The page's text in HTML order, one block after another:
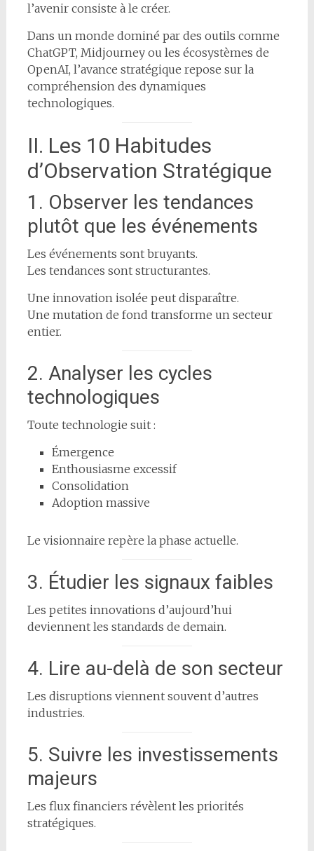
l’avenir consiste à le créer.
Dans un monde dominé par des outils comme
ChatGPT, Midjourney ou les écosystèmes de
OpenAI, l’avance stratégique repose sur la
compréhension des dynamiques
technologiques.
II. Les 10 Habitudes
d’Observation Stratégique
1. Observer les tendances
plutôt que les événements
Les événements sont bruyants.
Les tendances sont structurantes.
Une innovation isolée peut disparaître.
Une mutation de fond transforme un secteur
entier.
2. Analyser les cycles
technologiques
Toute technologie suit :
Émergence
Enthousiasme excessif
Consolidation
Adoption massive
Le visionnaire repère la phase actuelle.
3. Étudier les signaux faibles
Les petites innovations d’aujourd’hui
deviennent les standards de demain.
4. Lire au-delà de son secteur
Les disruptions viennent souvent d’autres
industries.
5. Suivre les investissements
majeurs
Les flux financiers révèlent les priorités
stratégiques.